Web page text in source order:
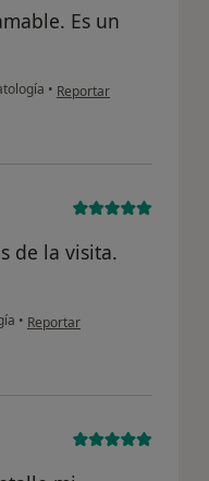
Es un
• en opinión del usuario ap
Reportar
de la visita.
• en opinión del usuario Maurizio
Reportar